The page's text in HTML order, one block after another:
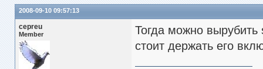
2008-09-10 09:57:13
cepreu
Member
Тогда можно
стоит держать его